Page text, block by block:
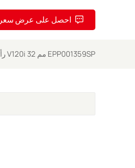
احصل على عرض سعر
رأس الطباعة V120i 32 مم EPP001359SP